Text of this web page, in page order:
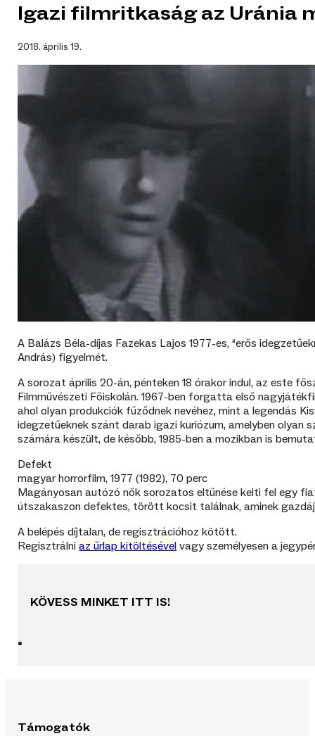
Igazi filmritkaság az Uránia
2018. április 19.
A Balázs Béla-díjas Fazekas Lajos 1977-es, “erős
András) figyelmét.
A sorozat április 20-án, pénteken 18 órakor indul, az este
Filmművészeti Főiskolán. 1967-ben forgatta első
ahol olyan produkciók fűződnek nevéhez, mint a legendás
idegzetűeknek szánt darab igazi kuriózum, amelyben olyan
számára készült, de később, 1985-ben a mozikban is
Defekt
magyar horrorfilm, 1977 (1982), 70 perc
Magányosan autózó nők sorozatos eltűnése kelti fel egy
útszakaszon defektes, törött kocsit találnak, aminek
A belépés díjtalan, de regisztrációhoz kötött.
Regisztrálniaz űrlap kitöltésével vagy személyesen a
KÖVESS MINKET ITT IS!
Támogatók